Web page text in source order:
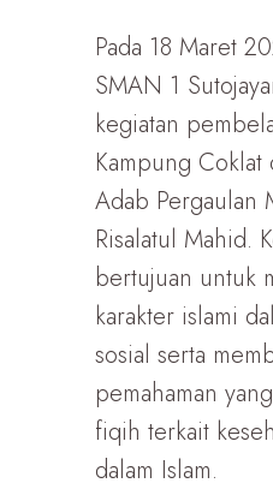
Pada 18 Maret
SMAN 1
kegiatan
Kampung Coklat
Adab Pergaulan
Risalatul Mahid.
bertujuan untuk
karakter islami
sosial serta
pemahaman
fiqih terkait
dalam Islam.